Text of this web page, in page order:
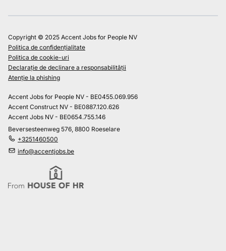
Copyright © 2025 Accent Jobs for People NV
Politica de confidențialitate
Politica de cookie-uri
Declarație de declinare a responsabilității
Atenție la phishing
Accent Jobs for People NV - BE0455.069.956
Accent Construct NV - BE0887.120.626
Accent Jobs NV - BE0654.755.146
Beversesteenweg 576, 8800 Roeselare
+3251460500
info@accentjobs.be